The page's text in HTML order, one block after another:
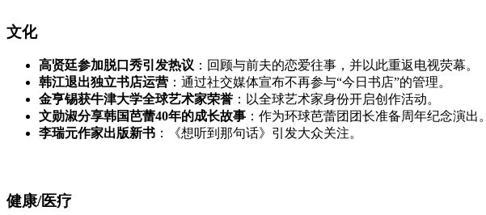
文化
高贤廷参加脱口秀引发热议 ：回顾与前夫的恋爱往事，并以此重返电视荧幕。
韩江退出独立书店运营 ：通过社交媒体宣布不再参与“今日书店”的管理。
金亨锡获牛津大学全球艺术家荣誉 ：以全球艺术家身份开启创作活动。
文勋淑分享韩国芭蕾40年的成长故事 ：作为环球芭蕾团团长准备周年纪念演出。
李瑞元作家出版新书 ：《想听到那句话》引发大众关注。
健康/医疗